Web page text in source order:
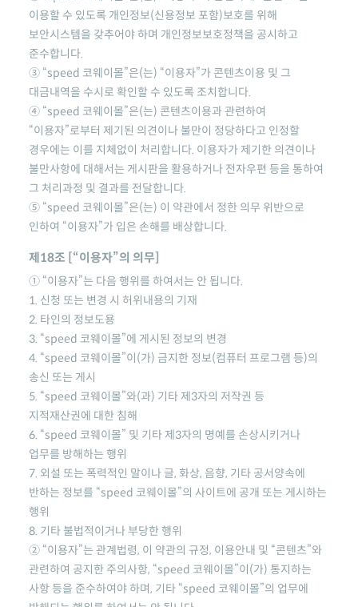
이용할 수 있도록 개인정보(신용정보 포함)보호를 위해
보안시스템을 갖추어야 하며 개인정보보호정책을 공시하고
준수합니다.
③ “speed 코웨이몰”은(는) “이용자”가 콘텐츠이용 및 그
대금내역을 수시로 확인할 수 있도록 조치합니다.
④ “speed 코웨이몰”은(는) 콘텐츠이용과 관련하여
“이용자”로부터 제기된 의견이나 불만이 정당하다고 인정할
경우에는 이를 지체없이 처리합니다. 이용자가 제기한 의견이나
불만사항에 대해서는 게시판을 활용하거나 전자우편 등을 통하여
그 처리과정 및 결과를 전달합니다.
⑤ “speed 코웨이몰”은(는) 이 약관에서 정한 의무 위반으로
인하여 “이용자”가 입은 손해를 배상합니다.
제18조 [“이용자”의 의무]
① “이용자”는 다음 행위를 하여서는 안 됩니다.
1. 신청 또는 변경 시 허위내용의 기재
2. 타인의 정보도용
3. “speed 코웨이몰”에 게시된 정보의 변경
4. “speed 코웨이몰”이(가) 금지한 정보(컴퓨터 프로그램 등)의
송신 또는 게시
5. “speed 코웨이몰”와(과) 기타 제3자의 저작권 등
지적재산권에 대한 침해
6. “speed 코웨이몰” 및 기타 제3자의 명예를 손상시키거나
업무를 방해하는 행위
7. 외설 또는 폭력적인 말이나 글, 화상, 음향, 기타 공서양속에
반하는 정보를 “speed 코웨이몰”의 사이트에 공개 또는 게시하는
행위
8. 기타 불법적이거나 부당한 행위
② “이용자”는 관계법령, 이 약관의 규정, 이용안내 및 “콘텐츠”와
관련하여 공지한 주의사항, “speed 코웨이몰”이(가) 통지하는
사항 등을 준수하여야 하며, 기타 “speed 코웨이몰”의 업무에